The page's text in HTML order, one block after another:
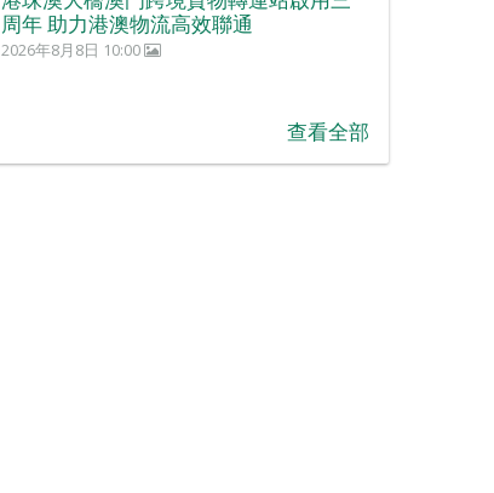
周年 助力港澳物流高效聯通
2026年8月8日 10:00
查看全部